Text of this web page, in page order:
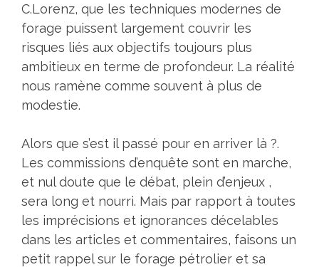
C.Lorenz, que les techniques modernes de
forage puissent largement couvrir les
risques liés aux objectifs toujours plus
ambitieux en terme de profondeur. La réalité
nous ramène comme souvent à plus de
modestie.
Alors que s’est il passé pour en arriver là ?.
Les commissions d’enquête sont en marche,
et nul doute que le débat, plein d’enjeux ,
sera long et nourri. Mais par rapport à toutes
les imprécisions et ignorances décelables
dans les articles et commentaires, faisons un
petit rappel sur le forage pétrolier et sa